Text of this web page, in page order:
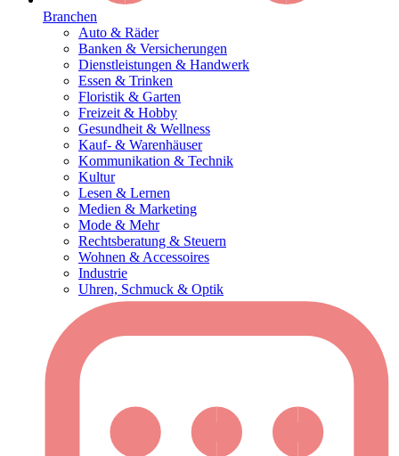
Branchen
Auto & Räder
Banken & Versicherungen
Dienstleistungen & Handwerk
Essen & Trinken
Floristik & Garten
Freizeit & Hobby
Gesundheit & Wellness
Kauf- & Warenhäuser
Kommunikation & Technik
Kultur
Lesen & Lernen
Medien & Marketing
Mode & Mehr
Rechtsberatung & Steuern
Wohnen & Accessoires
Industrie
Uhren, Schmuck & Optik